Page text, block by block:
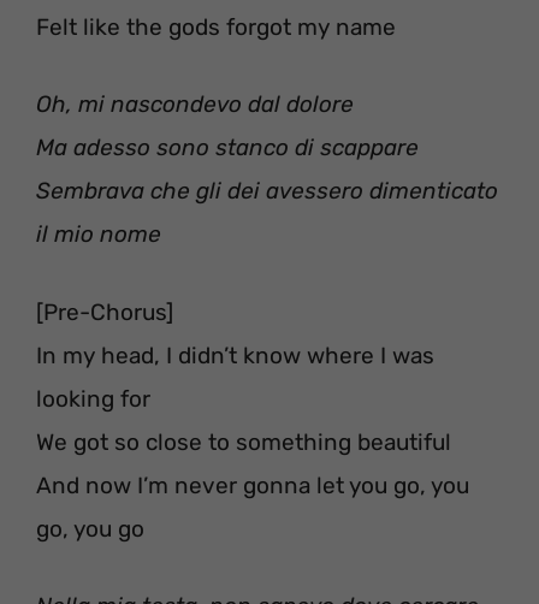
Felt like the gods forgot my name
Oh, mi nascondevo dal dolore
Ma adesso sono stanco di scappare
Sembrava che gli dei avessero dimenticato
il mio nome
[Pre-Chorus]
In my head, I didn’t know where I was
looking for
We got so close to something beautiful
And now I’m never gonna let you go, you
go, you go